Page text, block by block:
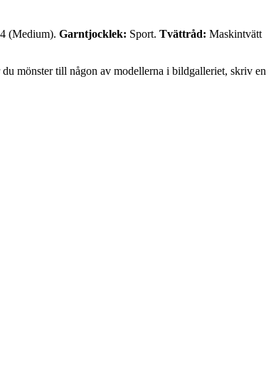
4 (Medium). Garntjocklek: Sport. Tvättråd: Maskintvätt
mönster till någon av modellerna i bildgalleriet, skriv en